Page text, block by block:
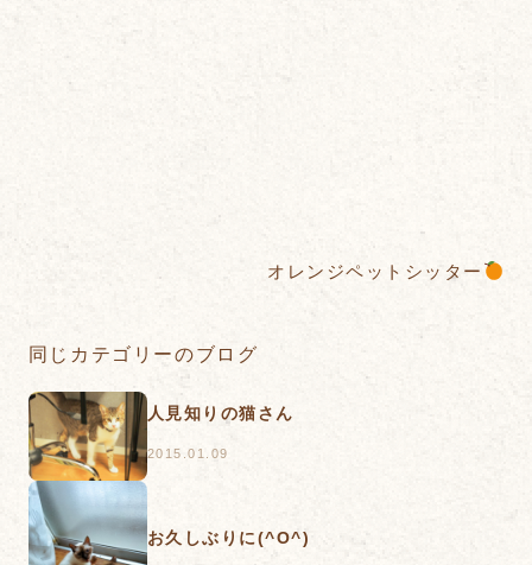
オレンジペットシッター
同じカテゴリーのブログ
人見知りの猫さん
2015.01.09
お久しぶりに(^O^)